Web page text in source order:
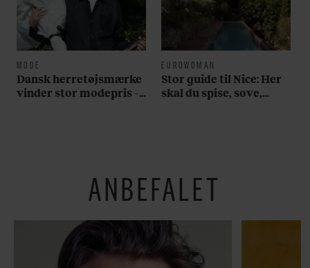
MODE
Dansk herretøjsmærke
vinder stor modepris –
EUROWOMAN
Stor guide til Nice: Her
skal du spise, sove,
ANBEFALET